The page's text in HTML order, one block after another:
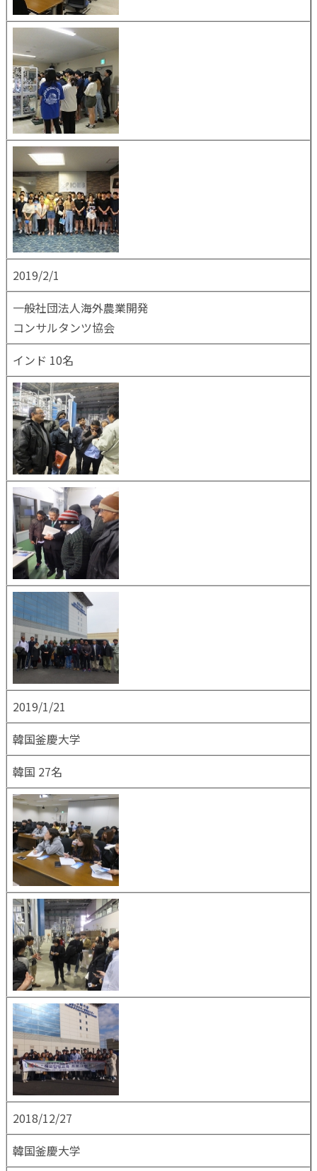
2019/2/1
一般社団法人海外農業開発
コンサルタンツ協会
インド 10名
2019/1/21
韓国釜慶大学
韓国 27名
2018/12/27
韓国釜慶大学